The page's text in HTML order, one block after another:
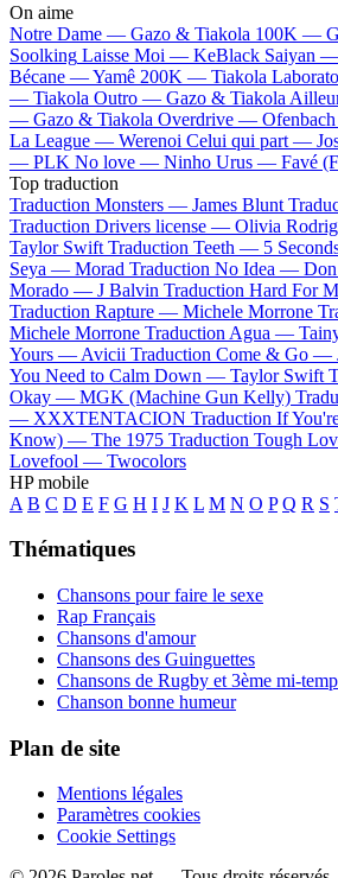
On aime
Notre Dame — Gazo & Tiakola 100K —
Soolking Laisse Moi — KeBlack Saiyan —
Bécane —Yamê 200K — Tiakola
— Tiakola Outro — Gazo & Tiakola
— Gazo & Tiakola Overdrive — Ofenbach
La League — Werenoi Celui qui part —
— PLK No love — Ninho Urus — Favé
Top traduction
Traduction Monsters — James Blunt
Traduction Drivers license — Olivia
Taylor Swift Traduction Teeth — 5
Seya — Morad Traduction No Idea —
Morado — J Balvin Traduction Hard For
Traduction Rapture — Michele Morrone
Michele Morrone Traduction Agua —
Yours — Avicii Traduction Come & Go —
You Need to Calm Down — Taylor Swift
Okay — MGK (Machine Gun Kelly)
— XXXTENTACION Traduction If
Know) — The 1975 Traduction Tough
Lovefool — Twocolors
HP mobile
A B C D E F G H I J K L M N O P Q R S
Thématiques
Chansons pour faire le sexe
Rap Français
Chansons d'amour
Chansons des Guinguettes
Chansons de Rugby et 3ème mi-
Chanson bonne humeur
Plan de site
Mentions légales
Paramètres cookies
Cookie Settings